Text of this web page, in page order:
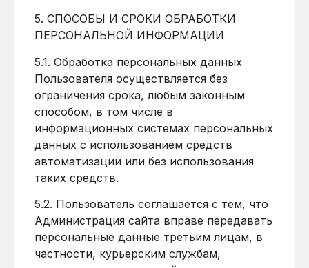
5. СПОСОБЫ И СРОКИ ОБРАБОТКИ
ПЕРСОНАЛЬНОЙ ИНФОРМАЦИИ
5.1. Обработка персональных данных
Пользователя осуществляется без
ограничения срока, любым законным
способом, в том числе в
информационных системах персональных
данных с использованием средств
автоматизации или без использования
таких средств.
5.2. Пользователь соглашается с тем, что
Администрация сайта вправе передавать
персональные данные третьим лицам, в
частности, курьерским службам,